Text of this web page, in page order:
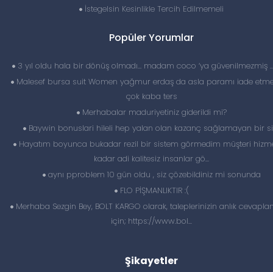
İstegelsin Kesinlikle Tercih Edilmemeli
Popüler Yorumlar
3 yıl oldu hala bir dönüş olmadı… madam coco ‘ya güvenilmezmiş
Malesef bursa suit Women yağmur erdaş da asla paramı iade
çok kaba ters
Merhabalar maduriyetiniz giderildi mi?
Baywin bonuslari hileli hep yalan olan kazanç sağlamayan bir
Hayatım boyunca bukadar rezil bir sistem görmedim müşteri
kadar adi kalitesiz insanlar gö...
aynı pproblem 10 gün oldu , siz çözebildiniz mi sonunda
FLO PİŞMANLIKTIR :(
Merhaba Sezgin Bey, BOLT KARGO olarak, taleplerinizin anlık
için; https://www.bol...
Şikayetler